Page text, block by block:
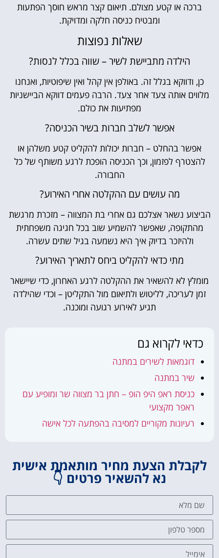
ברכה או קטע מצולם. תיאום קצר מראש חוסך הפתעות
ומבטיח כניסה חלקה ומדויקת.
שאלות נפוצות
הילדה מתביישת לשיר – שווה בכלל לנסות?
כן, ודווקא בגלל זה. באולפן אין קהל ואין שיפוטיות, ואנחנו
מלווים אותה צעד אחר צעד. הרבה פעמים דווקא הביישניות
מפתיעות את כולם.
אפשר לשלב חברות בשיר הכניסה?
אפשר בהחלט – חברות יכולות להקליט קטע משלהן או
להצטרף לפזמון, וכך הכניסה הופכת לרגע משותף של כל
החבורה.
מה עושים עם ההקלטה אחרי האירוע?
הביצוע נשאר אצלכם גם אחרי בת המצווה – מזכרת מרגשת
מהתקופה, שאפשר להשמיע שוב בכל חגיגה משפחתית
ולהיזכר בדיוק איך היא נשמעה בגיל שתים עשרה.
מתי כדאי להקליט ביחס לתאריך האירוע?
מומלץ לא להשאיר את ההקלטה לרגע האחרון, כדי שיישאר
זמן לעריכה, לליטוש ולתיאום מול התקליטן – וכדי שהילדה
תגיע לאירוע רגועה ומוכנה.
כדאי לקרוא גם
דוגמאות לשירים במתנה
שיר במתנה
כניסת ראפ היפ הופ – חתן בר מצווה שר ומופיע עם
ראפר מקצועי
רעיונות מקוריים למסיבה בהפתעה לכל אישה
לקבלת הצעת מחיר מותאמת אישית
נא להשאיר פרטים 👇